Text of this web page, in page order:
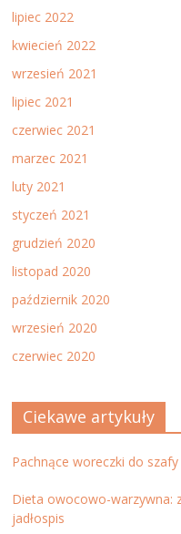
lipiec 2022
kwiecień 2022
wrzesień 2021
lipiec 2021
czerwiec 2021
marzec 2021
luty 2021
styczeń 2021
grudzień 2020
listopad 2020
październik 2020
wrzesień 2020
czerwiec 2020
Ciekawe artykuły
Pachnące woreczki do szafy
Dieta owocowo-warzywna:
jadłospis